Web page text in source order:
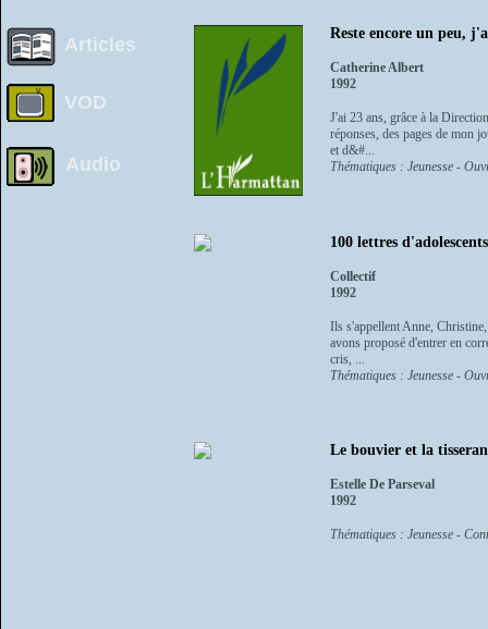
Articles
VOD
Audio
Reste encore un peu,
Catherine Albert
1992
J'ai 23 ans, grâce à la
réponses, des pages de mon
et d&#...
Thématiques : Jeunesse -
100 lettres d'adolescents
Collectif
1992
Ils s'appellent Anne,
avons proposé d'entrer en
cris, ...
Thématiques : Jeunesse -
Le bouvier et la
Estelle De Parseval
1992
Thématiques : Jeunesse -